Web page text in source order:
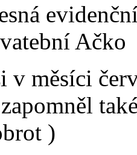
Ačko
v měsíci
)